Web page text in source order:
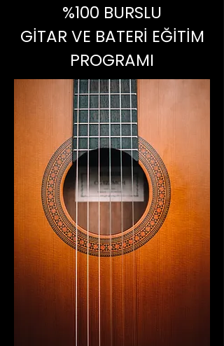
%100 BURSLU
GİTAR VE BATERİ EĞİTİM
PROGRAMI